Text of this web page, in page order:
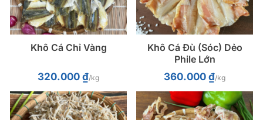
Khô Cá Chỉ Vàng
320.000 ₫/kg
Khô Cá Đù (Sóc) Dẻo
Phile Lớn
360.000 ₫/kg